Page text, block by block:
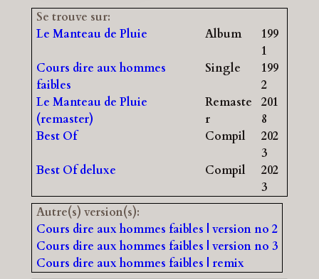
Se trouve sur:
Le Manteau de Pluie
Album
199
1
Cours dire aux hommes
faibles
Single
199
2
Le Manteau de Pluie
(remaster)
Remaste
r
201
8
Best Of
Compil
202
3
Best Of deluxe
Compil
202
3
Autre(s) version(s):
Cours dire aux hommes faibles | version no 2
Cours dire aux hommes faibles | version no 3
Cours dire aux hommes faibles | remix